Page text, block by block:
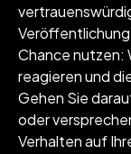
Chance nutzen:
reagieren und
Gehen Sie
oder
Verhalten auf